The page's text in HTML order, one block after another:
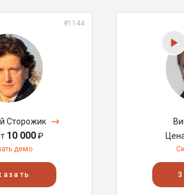
#1144
Сторожик
10 000₽
демо